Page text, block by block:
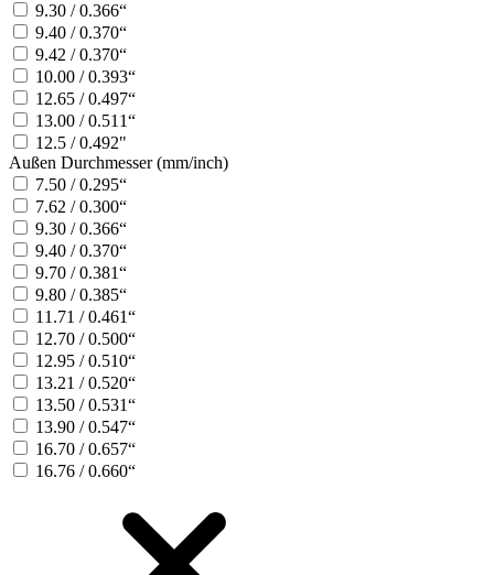
9.30 / 0.366“
9.40 / 0.370“
9.42 / 0.370“
10.00 / 0.393“
12.65 / 0.497“
13.00 / 0.511“
12.5 / 0.492"
Außen Durchmesser (mm/inch)
7.50 / 0.295“
7.62 / 0.300“
9.30 / 0.366“
9.40 / 0.370“
9.70 / 0.381“
9.80 / 0.385“
11.71 / 0.461“
12.70 / 0.500“
12.95 / 0.510“
13.21 / 0.520“
13.50 / 0.531“
13.90 / 0.547“
16.70 / 0.657“
16.76 / 0.660“